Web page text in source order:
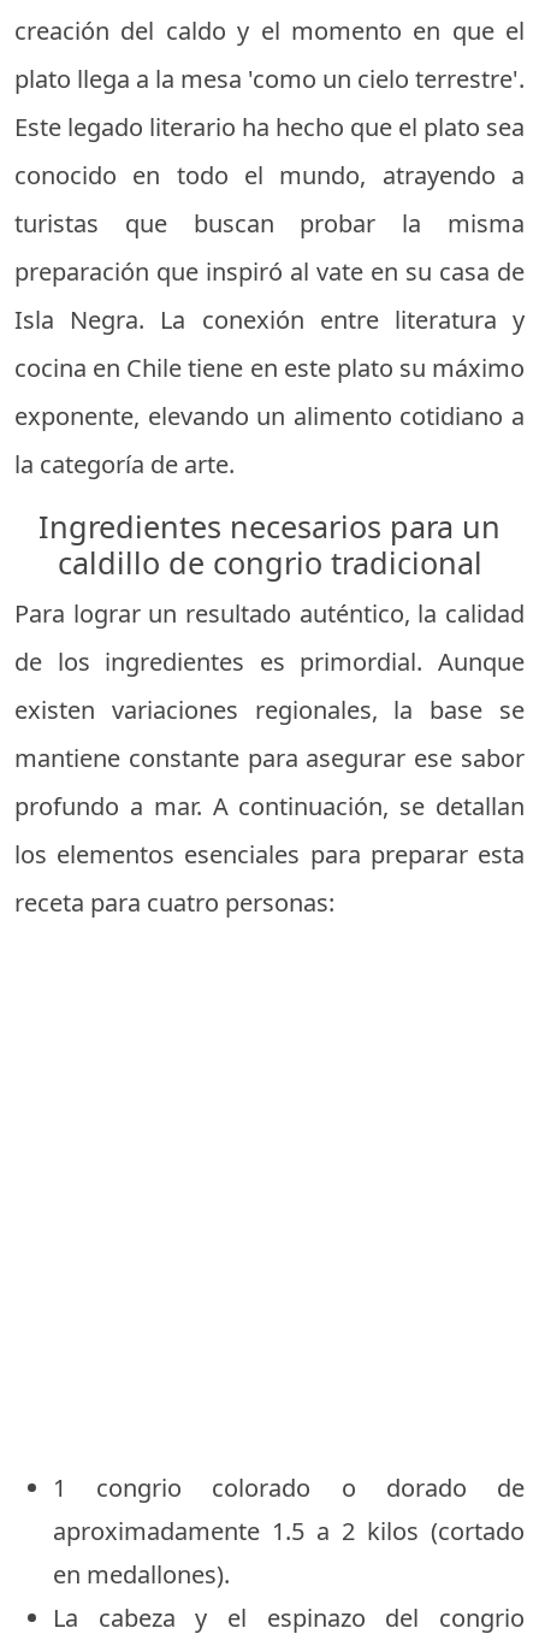
creación del caldo y el momento en que el
plato llega a la mesa 'como un cielo terrestre'.
Este legado literario ha hecho que el plato sea
conocido en todo el mundo, atrayendo a
turistas que buscan probar la misma
preparación que inspiró al vate en su casa de
Isla Negra. La conexión entre literatura y
cocina en Chile tiene en este plato su máximo
exponente, elevando un alimento cotidiano a
la categoría de arte.
Ingredientes necesarios para un
caldillo de congrio tradicional
Para lograr un resultado auténtico, la calidad
de los ingredientes es primordial. Aunque
existen variaciones regionales, la base se
mantiene constante para asegurar ese sabor
profundo a mar. A continuación, se detallan
los elementos esenciales para preparar esta
receta para cuatro personas:
1 congrio colorado o dorado de
aproximadamente 1.5 a 2 kilos (cortado
en medallones).
La cabeza y el espinazo del congrio